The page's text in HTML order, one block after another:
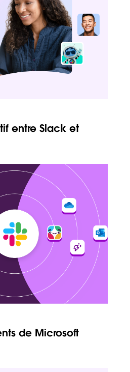
entre Slack et
de Microsoft